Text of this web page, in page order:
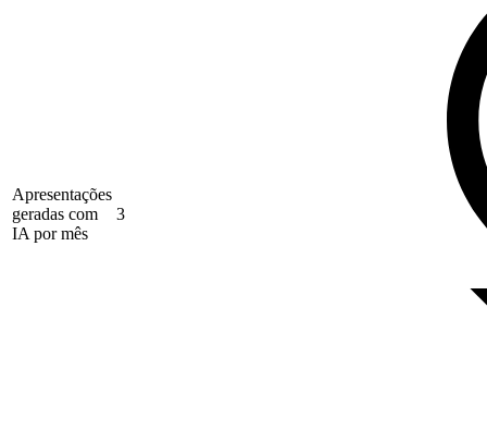
Apresentações
geradas com
IA por mês
3